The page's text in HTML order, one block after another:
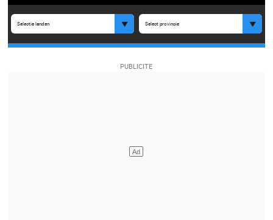
Selectie landen Select provincie